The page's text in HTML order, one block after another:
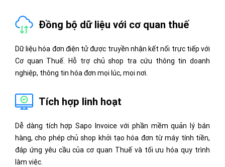
Đồng bộ dữ liệu với cơ quan thuế
Dữ liệu hóa đơn điện tử được truyền nhận kết nối trực tiếp với
Cơ quan Thuế. Hỗ trợ chủ shop tra cứu thông tin doanh
nghiệp, thông tin hóa đơn mọi lúc, mọi nơi.
Tích hợp linh hoạt
Dễ dàng tích hợp Sapo Invoice với phần mềm quản lý bán
hàng, cho phép chủ shop khởi tạo hóa đơn từ máy tính tiền,
đáp ứng yêu cầu của cơ quan Thuế và tối ưu hóa quy trình
làm việc.